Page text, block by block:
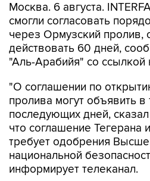
Москва. 6 августа.
смогли согласовать
через Ормузский пролив,
действовать 60 дней,
"Аль-Арабийя" со ссылкой
"О соглашении по
пролива могут объявить в
последующих дней,
что соглашение Тегерана
требует одобрения
национальной
информирует телеканал.